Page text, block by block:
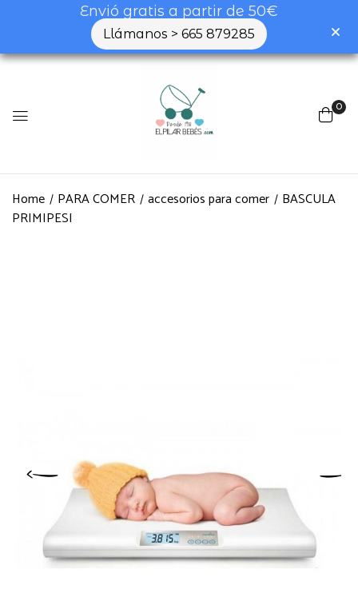
Envió gratis a partir de 50€
Llámanos > 665 879285
0
Home PARA COMER accesorios para comer
BASCULA
PRIMIPESI